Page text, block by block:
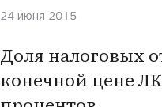
24 июня 2015
Доля налоговых
конечной цене